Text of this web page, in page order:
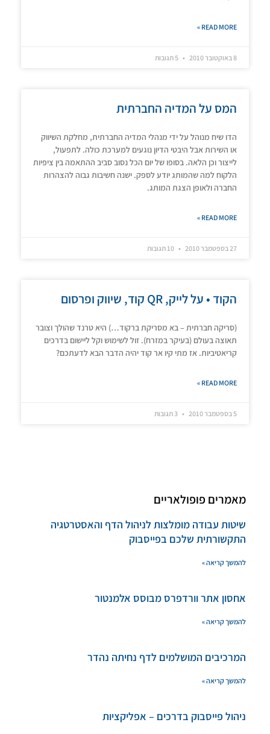
READ MORE »
8 באוקטובר 2010
המס על המדיה החברתית
הדו שיח מנוהל על ידי מנהלי המדיה החברתית, מחלקת השיווק
או השירות אבל היבטי הדיון נוגעים למערכת כולה. לתפעול,
לייצור וכן הלאה. בסופו של יום הכל נסוב סביב ההתאמה בין ציפיות
הלקוח למה שהמותג יודע לספק. ישנה חשיבות גבוה להצהרות
החברה ולאופן הצגת המותג.
READ MORE »
27 בספטמבר 2010
הקוד • על לייק, QR קוד, שיווק ופרסום
(סריקה חברתית – בא מסריקת ברקוד…) היא טרנד שהולך וצובר
תאוצה בעולם (בעיקר במזרח). זול לשימוש וקל ליישום בדרכים
קריאטיביות. אז מתי קיו אר קוד יהיה הדבר הבא לדעתכם?
READ MORE »
5 בספטמבר 2010
מאמרים פופולאריים
שיטות עבודה מומלצות לניהול הדף והאסטרטגיה
התקשורתית שלכם בפייסבוק
להמשך קריאה »
אחסון אתר וורדפרס מבוסס אלמנטור
להמשך קריאה »
המרכיבים המושלמים לדף נחיתה נהדר
להמשך קריאה »
ניהול פייסבוק בדרכים – אפליקציות